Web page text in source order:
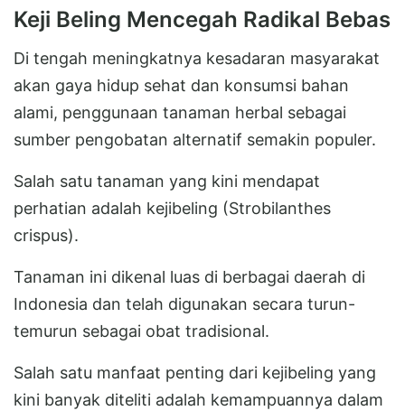
Keji Beling Mencegah Radikal Bebas
Di tengah meningkatnya kesadaran masyarakat
akan gaya hidup sehat dan konsumsi bahan
alami, penggunaan tanaman herbal sebagai
sumber pengobatan alternatif semakin populer.
Salah satu tanaman yang kini mendapat
perhatian adalah kejibeling (Strobilanthes
crispus).
Tanaman ini dikenal luas di berbagai daerah di
Indonesia dan telah digunakan secara turun-
temurun sebagai obat tradisional.
Salah satu manfaat penting dari kejibeling yang
kini banyak diteliti adalah kemampuannya dalam